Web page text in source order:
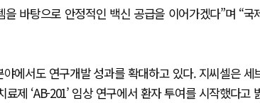
바탕으로 안정적인 백신 공급을 이어가겠다”며 “국
에서도 연구개발 성과를 확대하고 있다. 지씨셀은 세
제 ‘AB-201’ 임상 연구에서 환자 투여를 시작했다고